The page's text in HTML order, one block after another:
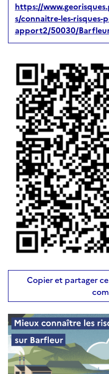
https://
s/connaitre-les-risques-
apport2/50030/
Copier et partager